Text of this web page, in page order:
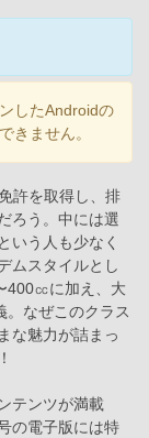
したAndroidの
きません。
許を取得し、排
ろう。中には選
いう人も少なく
ムスタイルとし
400㏄に加え、大
。なぜこのクラス
な魅力が詰まっ
テンツが満載
の電子版には特